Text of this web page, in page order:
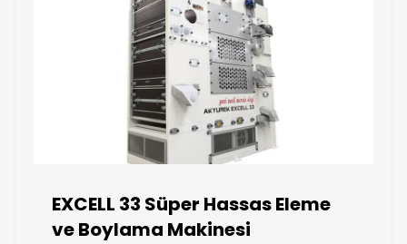
EXCELL 33 Süper Hassas Eleme
ve Boylama Makinesi